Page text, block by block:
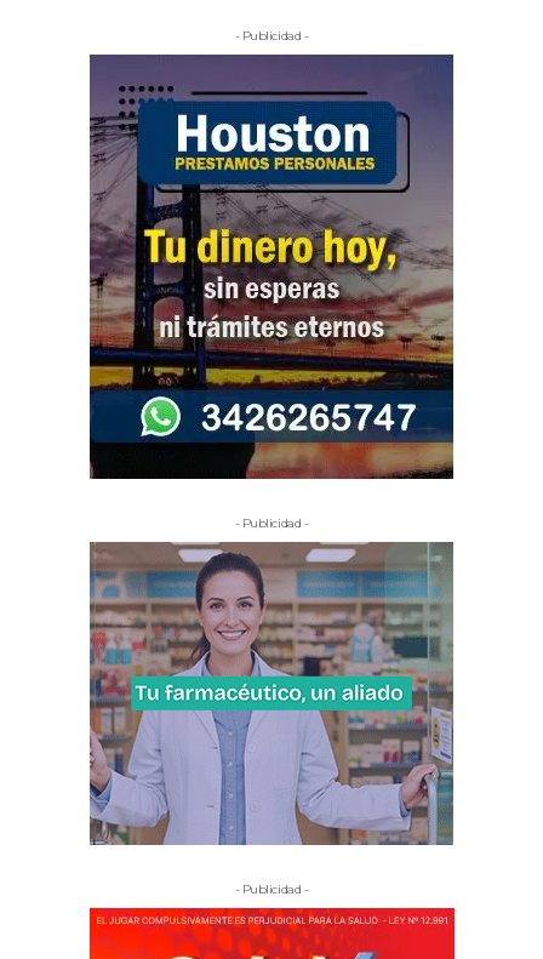
- Publicidad -
- Publicidad -
- Publicidad -